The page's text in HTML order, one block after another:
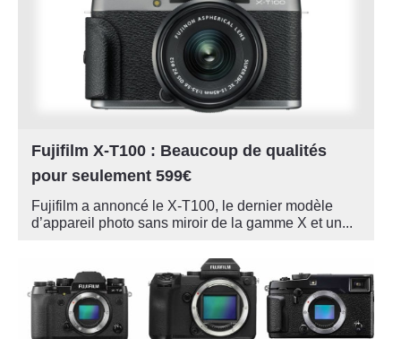
Fujifilm X-T100 : Beaucoup de qualités
pour seulement 599€
Fujifilm a annoncé le X-T100, le dernier modèle
d’appareil photo sans miroir de la gamme X et un...